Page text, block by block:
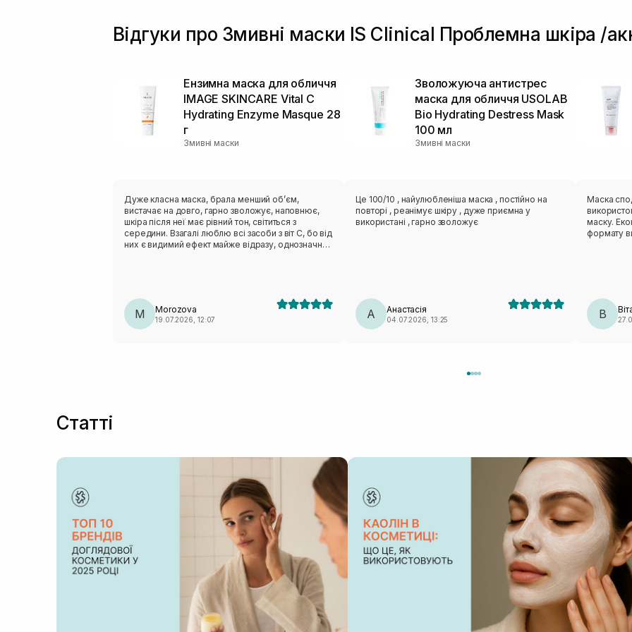
Відгуки про Змивні маски IS Clinical Проблемна шкіра /
Ензимна маска для обличчя
IMAGE SKINCARE Vital C
Hydrating Enzyme Masque 28
г
Змивні маски
Дуже класна маска, брала менший обʼєм,
вистачає на довго, гарно зволожує, наповнює,
шкіра після неї має рівний тон, світиться з
середини. Взагалі люблю всі засоби з віт С, бо від
них є видимий ефект майже відразу, однозначно
M Morozova
19.07.2026, 12:07
Зволожуюча антистрес
маска для обличчя USOLAB
Bio Hydrating Destress Mask
100 мл
Змивні маски
Це 100/10 , найулюбленіша маска , постійно на
повторі , реанімує шкіру , дуже приємна у
використані , гарно зволожує
А Анастасія
04.07.2026, 13:25
Маска
маску.
формату
В
Статті